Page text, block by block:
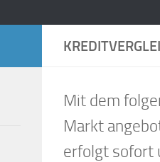
Mit dem
Markt
erfolgt sofort